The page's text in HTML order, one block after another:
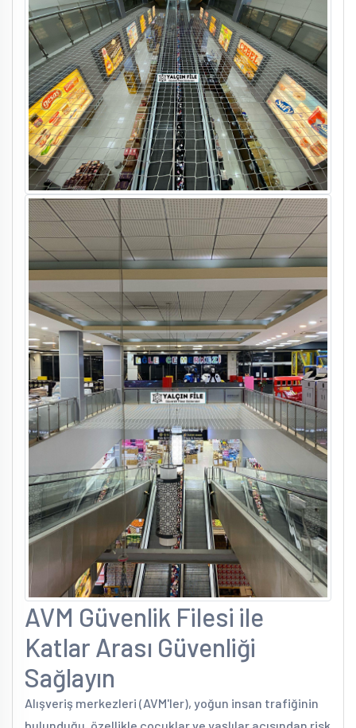
AVM Güvenlik Filesi ile
Katlar Arası Güvenliği
Sağlayın
Alışveriş merkezleri (AVM'ler), yoğun insan trafiğinin